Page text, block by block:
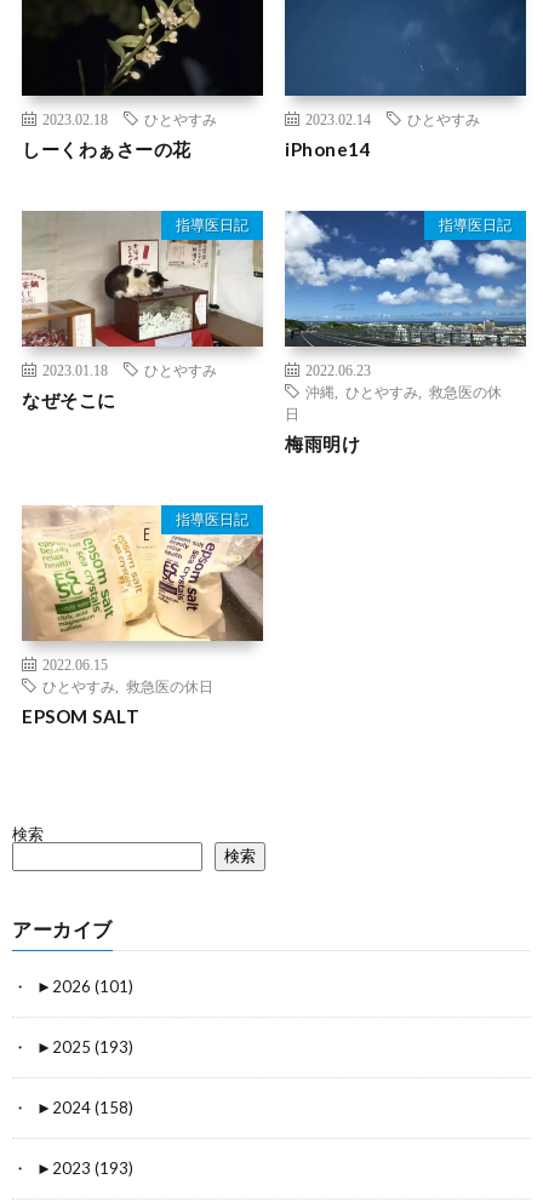
2023.02.18 ひとやすみ
しーくわぁさーの花
2023.02.14 ひとやすみ
iPhone14
指導医日記
2023.01.18 ひとやすみ
なぜそこに
指導医日記
2022.06.23
沖縄
ひとやすみ
救急医の休
日
梅雨明け
指導医日記
2022.06.15
ひとやすみ
救急医の休日
EPSOM SALT
検索
検索
アーカイブ
► 2026 (101)
► 2025 (193)
► 2024 (158)
► 2023 (193)